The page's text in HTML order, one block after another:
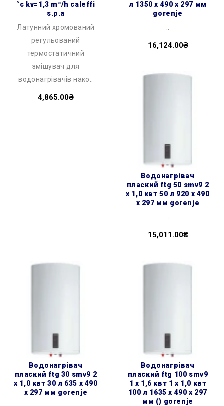
°c kv=1,3 m³/h caleffi
s.p.a
Латунний хромований
регульований
термостатичний
змішувач для
водонагрівачів нако..
4,865.00₴
л 1350 x 490 x 297 мм
gorenje
16,124.00₴
водонагрівач
плаский ftg 50 smv9 2
х 1,0 квт 50 л 920 x 490
x 297 мм gorenje
15,011.00₴
водонагрівач
плаский ftg 30 smv9 2
х 1,0 квт 30 л 635 x 490
x 297 мм gorenje
водонагрівач
плаский ftg 100 smv9
1 х 1,6 квт 1 х 1,0 квт
100 л 1635 x 490 x 297
мм () gorenje